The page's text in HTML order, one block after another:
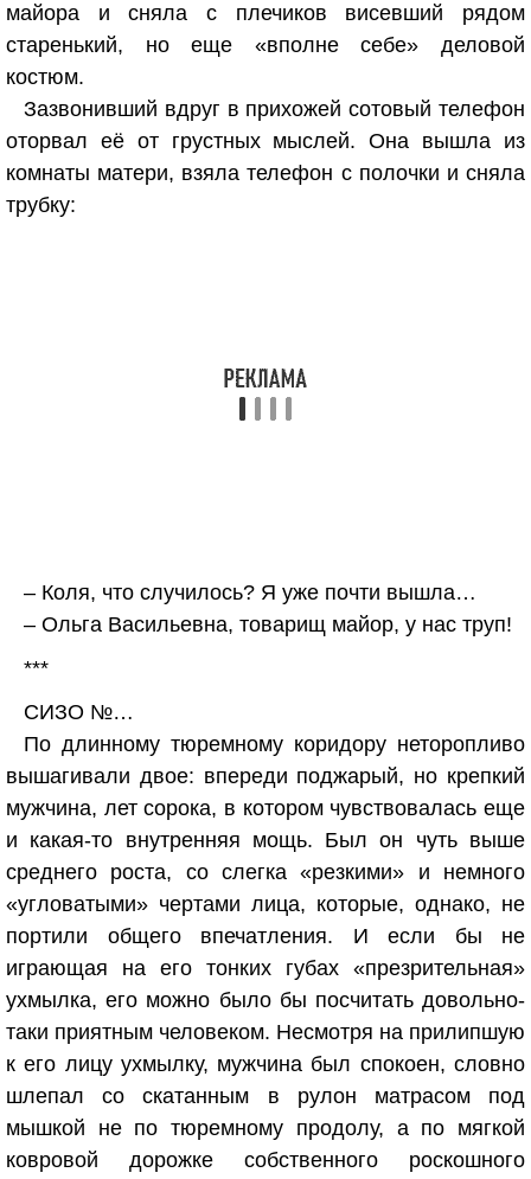
майора и сняла с плечиков висевший рядом
старенький, но еще «вполне себе» деловой
костюм.
Зазвонивший вдруг в прихожей сотовый телефон
оторвал её от грустных мыслей. Она вышла из
комнаты матери, взяла телефон с полочки и сняла
трубку:
– Коля, что случилось? Я уже почти вышла…
– Ольга Васильевна, товарищ майор, у нас труп!
***
СИЗО №…
По длинному тюремному коридору неторопливо
вышагивали двое: впереди поджарый, но крепкий
мужчина, лет сорока, в котором чувствовалась еще
и какая-то внутренняя мощь. Был он чуть выше
среднего роста, со слегка «резкими» и немного
«угловатыми» чертами лица, которые, однако, не
портили общего впечатления. И если бы не
играющая на его тонких губах «презрительная»
ухмылка, его можно было бы посчитать довольно-
таки приятным человеком. Несмотря на прилипшую
к его лицу ухмылку, мужчина был спокоен, словно
шлепал со скатанным в рулон матрасом под
мышкой не по тюремному продолу, а по мягкой
ковровой дорожке собственного роскошного